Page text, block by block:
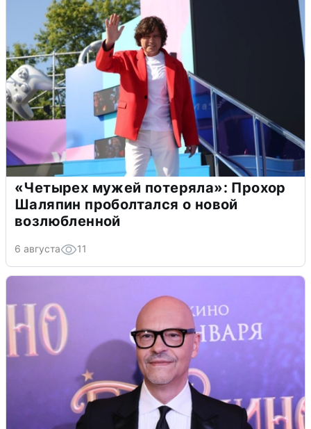
«Четырех мужей потеряла»: Прохор
Шаляпин проболтался о новой
возлюбленной
6 августа 11